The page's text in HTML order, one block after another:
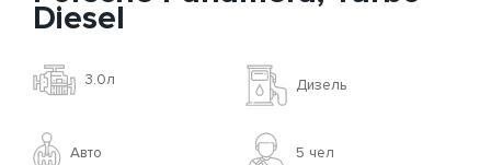
Diesel
3.0л Дизель
Авто 5 чел